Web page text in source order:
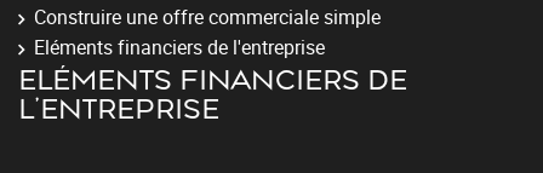
Construire une offre commerciale simple
Eléments financiers de l'entreprise
ELÉMENTS FINANCIERS DE
L'ENTREPRISE